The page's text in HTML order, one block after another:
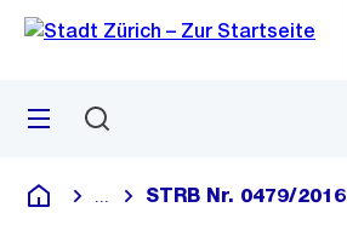
Navigation
Sprunglink
Menü
Deutsch
Blende alle Breadcrumbs ein
STRB Nr. 0479/2016